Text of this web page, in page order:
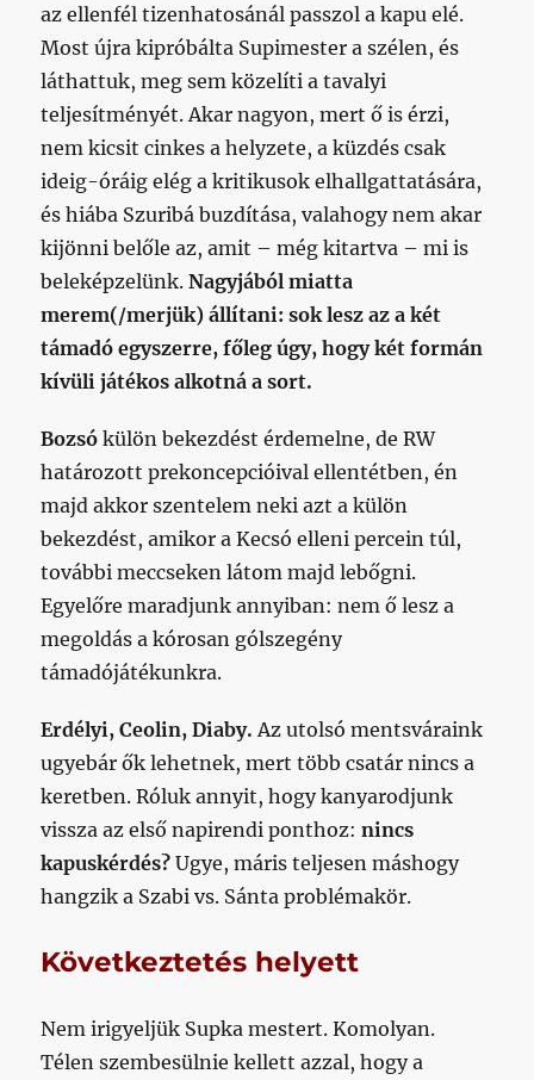
az ellenfél tizenhatosánál passzol a kapu elé.
Most újra kipróbálta Supimester a szélen, és
láthattuk, meg sem közelíti a tavalyi
teljesítményét. Akar nagyon, mert ő is érzi,
nem kicsit cinkes a helyzete, a küzdés csak
ideig-óráig elég a kritikusok elhallgattatására,
és hiába Szuribá buzdítása, valahogy nem akar
kijönni belőle az, amit – még kitartva – mi is
beleképzelünk.Nagyjából miatta
merem(/merjük) állítani: sok lesz az a két
támadó egyszerre, főleg úgy, hogy két formán
kívüli játékos alkotná a sort.
Bozsókülön bekezdést érdemelne, de RW
határozott prekoncepcióival ellentétben, én
majd akkor szentelem neki azt a külön
bekezdést, amikor a Kecsó elleni percein túl,
további meccseken látom majd lebőgni.
Egyelőre maradjunk annyiban: nem ő lesz a
megoldás a kórosan gólszegény
támadójátékunkra.
Erdélyi, Ceolin, Diaby. Az utolsó mentsváraink
ugyebár ők lehetnek, mert több csatár nincs a
keretben. Róluk annyit, hogy kanyarodjunk
vissza az első napirendi ponthoz:nincs
kapuskérdés? Ugye, máris teljesen máshogy
hangzik a Szabi vs. Sánta problémakör.
Következtetés helyett
Nem irigyeljük Supka mestert. Komolyan.
Télen szembesülnie kellett azzal, hogy a